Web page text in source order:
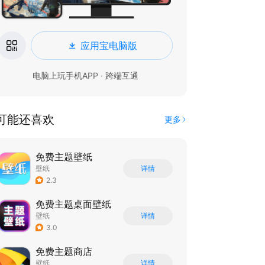
应用宝电脑版
电脑上玩手机APP · 跨端互通
能还喜欢 更多
免费主题壁纸
壁纸
2.3
详情
免费主题桌面壁纸
壁纸
3.0
详情
免费主题商店
壁纸 详情